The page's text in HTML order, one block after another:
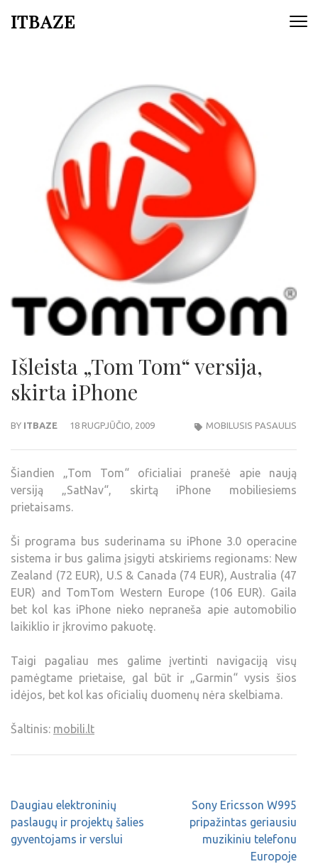
ITBAZE
Išleista „Tom Tom“ versija,
skirta iPhone
BY ITBAZE 18 RUGPJŪČIO, 2009 MOBILUSIS PASAULIS
Šiandien „Tom Tom“ oficialiai pranešė apie naują
versiją „SatNav“, skirtą iPhone mobiliesiems
prietaisams.
Ši programa bus suderinama su iPhone 3.0 operacine
sistema ir bus galima įsigyti atskiriems regionams: New
Zealand (72 EUR), U.S & Canada (74 EUR), Australia (47
EUR) and TomTom Western Europe (106 EUR). Gaila
bet kol kas iPhone nieko nepraneša apie automobilio
laikiklio ir įkrovimo pakuotę.
Taigi pagaliau mes galime įvertinti navigaciją visų
pamėgtame prietaise, gal būt ir „Garmin“ vysis šios
idėjos, bet kol kas oficialių duomenų nėra skelbiama.
Šaltinis: mobili.lt
Daugiau elektroninių
paslaugų ir projektų šalies
gyventojams ir verslui
Sony Ericsson W995
pripažintas geriausiu
muzikiniu telefonu
Europoje